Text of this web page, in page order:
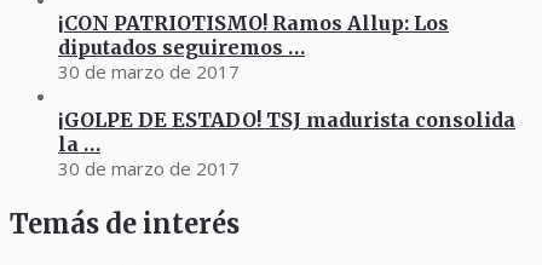
¡CON PATRIOTISMO! Ramos Allup: Los
diputados seguiremos …
30 de marzo de 2017
¡GOLPE DE ESTADO! TSJ madurista consolida
la …
30 de marzo de 2017
Temás de interés